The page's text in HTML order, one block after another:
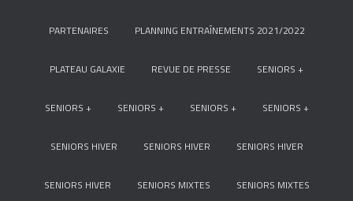
PARTENAIRES PLANNING ENTRAÎNEMENTS 2021/2022
PLATEAU GALAXIE REVUE DE PRESSE SENIORS +
SENIORS + SENIORS + SENIORS + SENIORS +
SENIORS HIVER SENIORS HIVER SENIORS HIVER
SENIORS HIVER SENIORS MIXTES SENIORS MIXTES